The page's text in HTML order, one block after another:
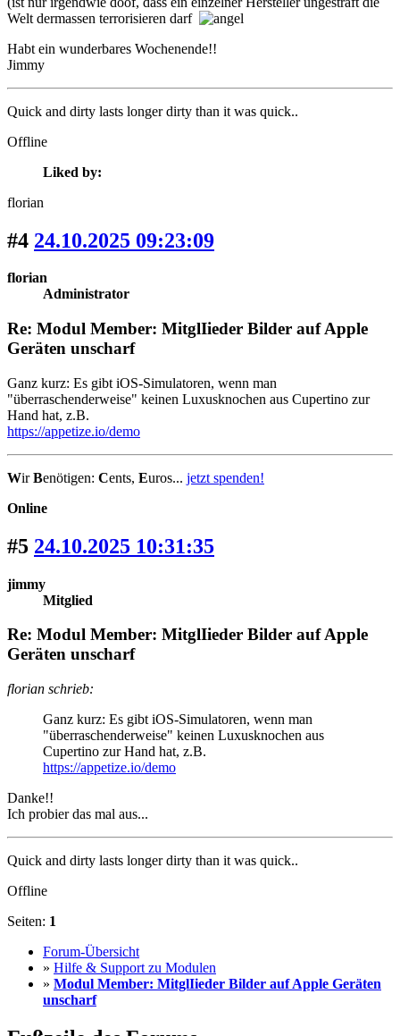
Welt dermassen terrorisieren darf
Habt ein wunderbares Wochenende!!
Jimmy
Quick and dirty lasts longer dirty than it was quick..
Offline
Liked by:
florian
#4 24.10.2025 09:23:09
florian
Administrator
Re: Modul Member: MitglIieder Bilder auf Apple
Geräten unscharf
Ganz kurz: Es gibt iOS-Simulatoren, wenn man
"überraschenderweise" keinen Luxusknochen aus Cupertino zur
Hand hat, z.B.
https://appetize.io/demo
WirBenötigen: Cents, Euros... jetzt spenden!
Online
#5 24.10.2025 10:31:35
jimmy
Mitglied
Re: Modul Member: MitglIieder Bilder auf Apple
Geräten unscharf
florian schrieb:
Ganz kurz: Es gibt iOS-Simulatoren, wenn man
"überraschenderweise" keinen Luxusknochen aus
Cupertino zur Hand hat, z.B.
https://appetize.io/demo
Danke!!
Ich probier das mal aus...
Quick and dirty lasts longer dirty than it was quick..
Offline
Seiten: 1
Forum-Übersicht
» Hilfe & Support zu Modulen
» Modul Member: MitglIieder Bilder auf Apple Geräten
unscharf